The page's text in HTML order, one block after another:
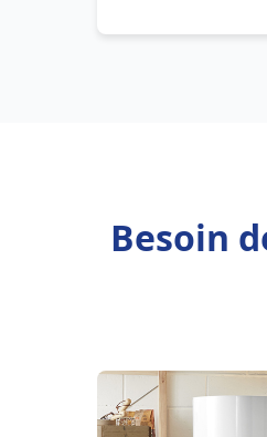
Besoin